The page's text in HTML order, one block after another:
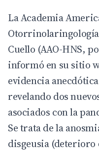
La Academia
Otorrinolaringología
Cuello (AAO-HNS,
informó en su sitio
evidencia
revelando dos
asociados con la
Se trata de la
disgeusia